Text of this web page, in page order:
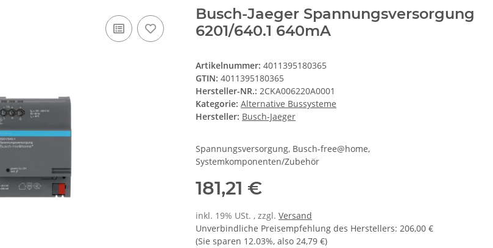
Busch-Jaeger Spannungsversorgung
6201/640.1 640mA
Artikelnummer: 4011395180365
GTIN: 4011395180365
Hersteller-NR.: 2CKA006220A0001
Kategorie: Alternative Bussysteme
Hersteller: Busch-Jaeger
Spannungsversorgung, Busch-free@home,
Systemkomponenten/Zubehör
181,21 €
inkl. 19% USt. , zzgl. Versand
Unverbindliche Preisempfehlung des Herstellers: 206,00 €
(Sie sparen 12.03%, also 24,79 €)